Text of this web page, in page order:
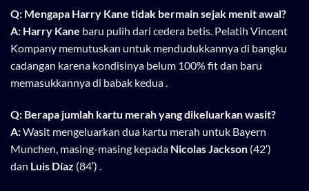
Q: Mengapa Harry Kane tidak bermain sejak menit awal?
A: Harry Kane baru pulih dari cedera betis. Pelatih Vincent
Kompany memutuskan untuk mendudukkannya di bangku
cadangan karena kondisinya belum 100% fit dan baru
memasukkannya di babak kedua .
Q: Berapa jumlah kartu merah yang dikeluarkan wasit?
A:Wasit mengeluarkan dua kartu merah untuk Bayern
Munchen, masing-masing kepada Nicolas Jackson (42′)
dan Luis Díaz (84′) .